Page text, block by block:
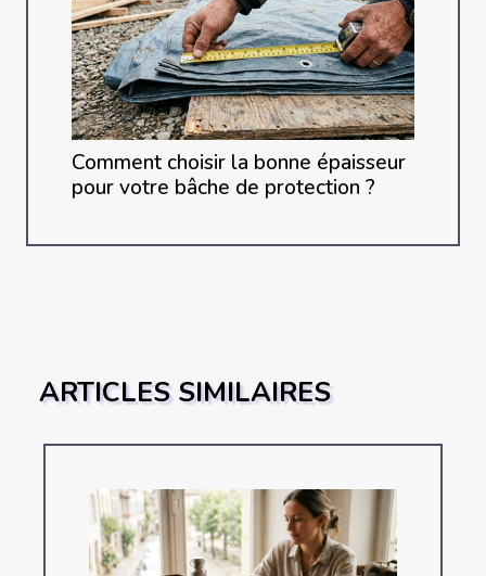
Comment choisir la bonne épaisseur
pour votre bâche de protection ?
ARTICLES SIMILAIRES